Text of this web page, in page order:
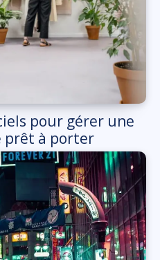
pour gérer une
prêt à porter